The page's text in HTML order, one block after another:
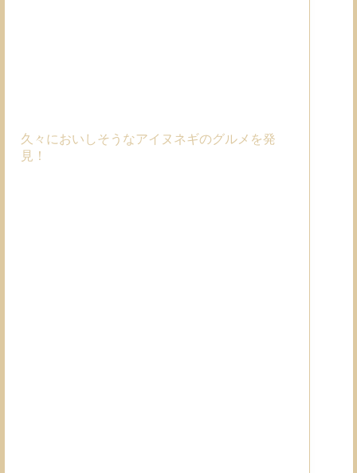
久々においしそうなアイヌネギのグルメを発
見！